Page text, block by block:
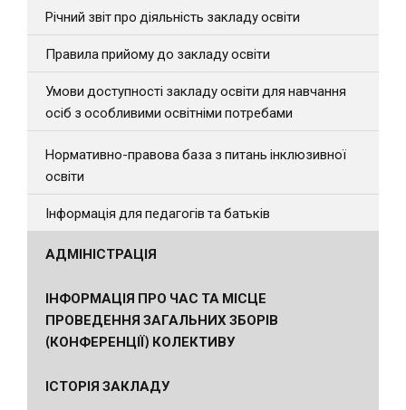
Річний звіт про діяльність закладу освіти
Правила прийому до закладу освіти
Умови доступності закладу освіти для навчання
осіб з особливими освітніми потребами
Нормативно-правова база з питань інклюзивної
освіти
Інформація для педагогів та батьків
АДМІНІСТРАЦІЯ
ІНФОРМАЦІЯ ПРО ЧАС ТА МІСЦЕ
ПРОВЕДЕННЯ ЗАГАЛЬНИХ ЗБОРІВ
(КОНФЕРЕНЦІЇ) КОЛЕКТИВУ
ІСТОРІЯ ЗАКЛАДУ